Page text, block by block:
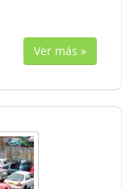
Ver más »